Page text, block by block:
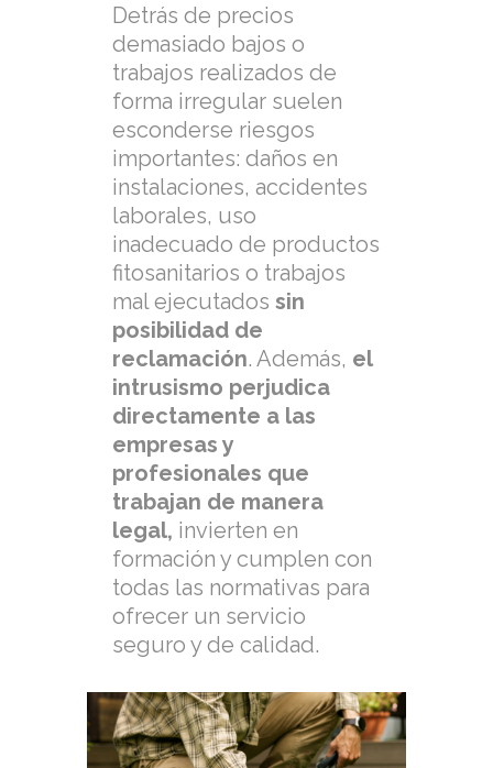
Detrás de precios
demasiado bajos o
trabajos realizados de
forma irregular suelen
esconderse riesgos
importantes: daños en
instalaciones, accidentes
laborales, uso
inadecuado de productos
fitosanitarios o trabajos
mal ejecutadossin
posibilidad de
reclamación. Además, el
intrusismo perjudica
directamente a las
empresas y
profesionales que
trabajan de manera
legal, invierten en
formación y cumplen con
todas las normativas para
ofrecer un servicio
seguro y de calidad.